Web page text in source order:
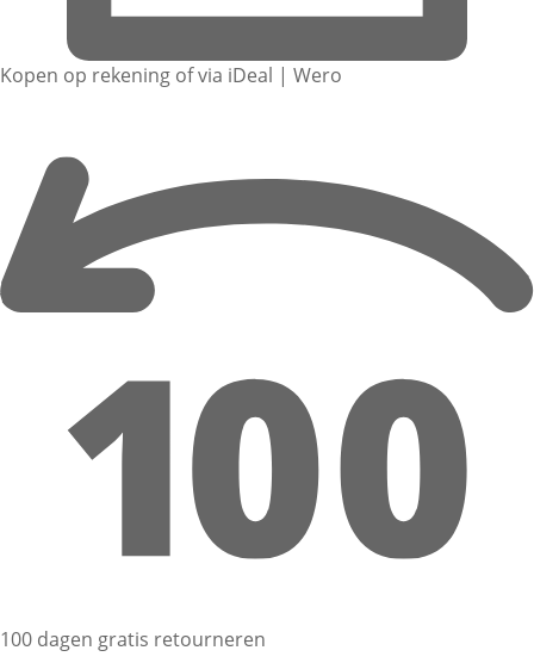
Kopen op rekening of via iDeal | Wero
100 dagen gratis retourneren